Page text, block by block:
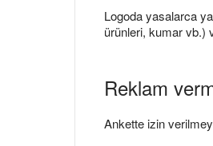
Logoda yasalarca
ürünleri, kumar vb.)
Reklam
Ankette izin